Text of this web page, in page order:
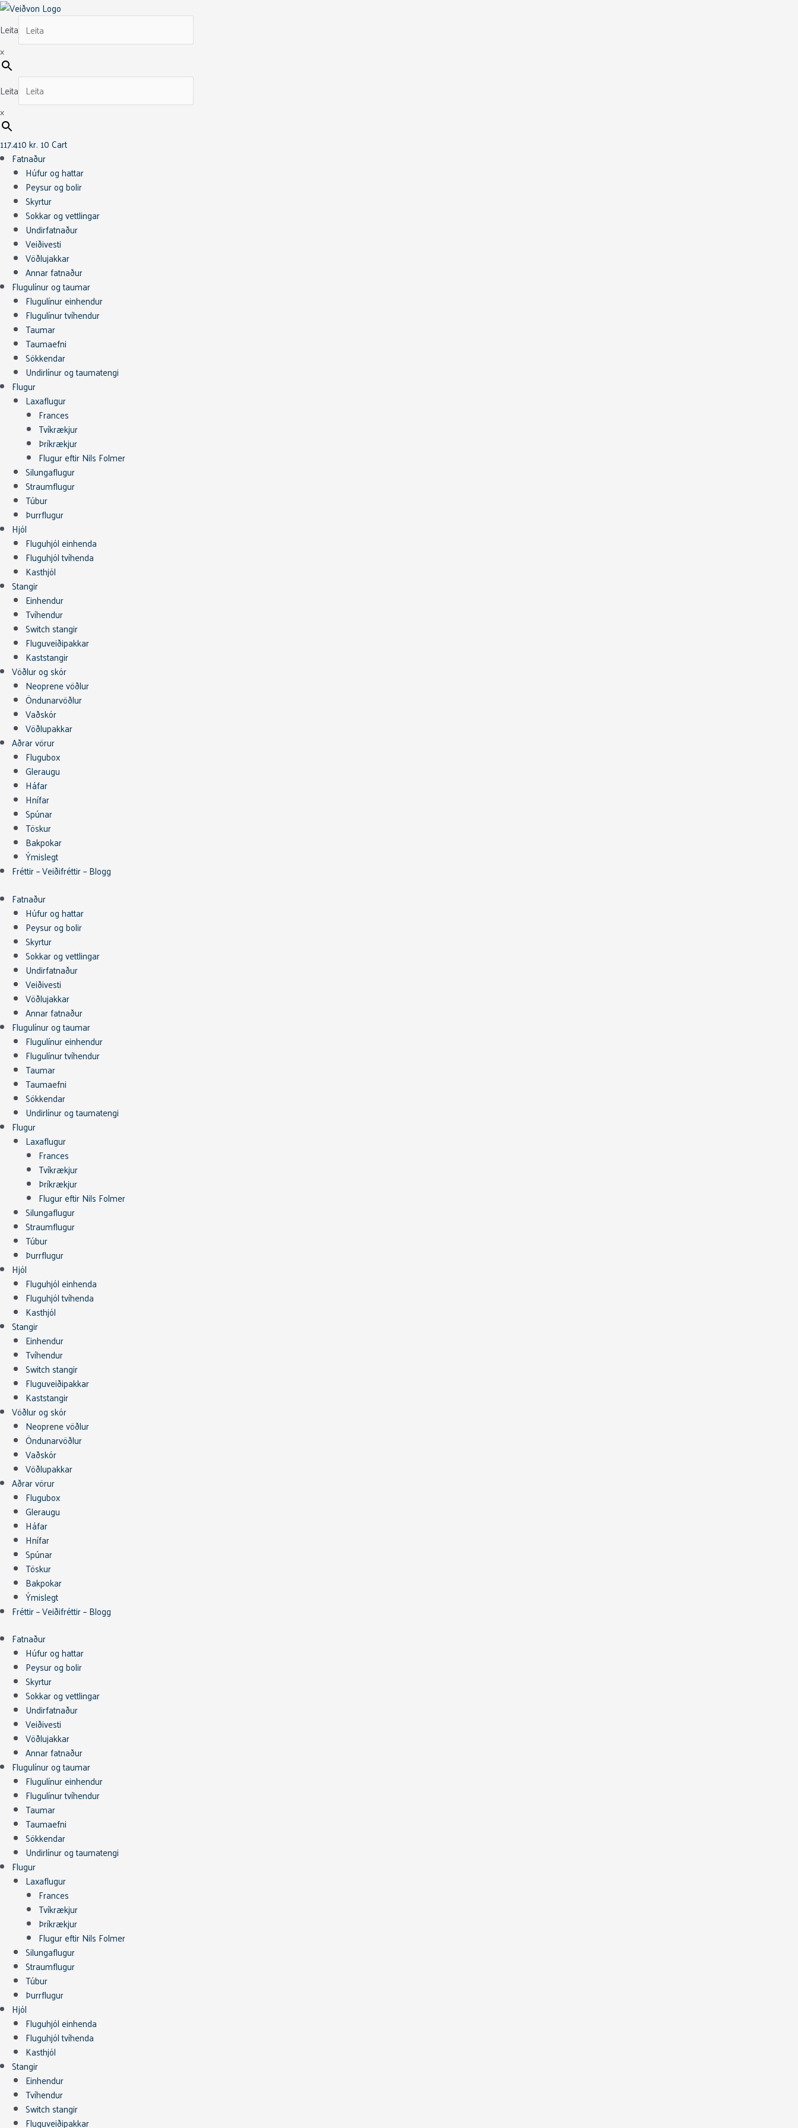
Skip
content
Leita
×
Leita
×
117.410kr. 10Cart
Fatnaður
Húfur og hattar
Peysur og bolir
Skyrtur
Sokkar og vettlingar
Undirfatnaður
Veiðivesti
Vöðlujakkar
Annar fatnaður
Flugulínur og taumar
Flugulínur einhendur
Flugulínur tvíhendur
Taumar
Taumaefni
Sökkendar
Undirlínur og taumatengi
Flugur
Laxaflugur
Frances
Tvíkrækjur
Þríkrækjur
Flugur eftir Nils Folmer
Silungaflugur
Straumflugur
Túbur
Þurrflugur
Hjól
Fluguhjól einhenda
Fluguhjól tvíhenda
Kasthjól
Stangir
Einhendur
Tvíhendur
Switch stangir
Fluguveiðipakkar
Kaststangir
Vöðlur og skór
Neoprene vöðlur
Öndunarvöðlur
Vaðskór
Vöðlupakkar
Aðrar vörur
Flugubox
Gleraugu
Háfar
Hnífar
Spúnar
Töskur
Bakpokar
Ýmislegt
Fréttir – Veiðifréttir – Blogg
Fatnaður
Húfur og hattar
Peysur og bolir
Skyrtur
Sokkar og vettlingar
Undirfatnaður
Veiðivesti
Vöðlujakkar
Annar fatnaður
Flugulínur og taumar
Flugulínur einhendur
Flugulínur tvíhendur
Taumar
Taumaefni
Sökkendar
Undirlínur og taumatengi
Flugur
Laxaflugur
Frances
Tvíkrækjur
Þríkrækjur
Flugur eftir Nils Folmer
Silungaflugur
Straumflugur
Túbur
Þurrflugur
Hjól
Fluguhjól einhenda
Fluguhjól tvíhenda
Kasthjól
Stangir
Einhendur
Tvíhendur
Switch stangir
Fluguveiðipakkar
Kaststangir
Vöðlur og skór
Neoprene vöðlur
Öndunarvöðlur
Vaðskór
Vöðlupakkar
Aðrar vörur
Flugubox
Gleraugu
Háfar
Hnífar
Spúnar
Töskur
Bakpokar
Ýmislegt
Fréttir – Veiðifréttir – Blogg
Fatnaður
Húfur og hattar
Peysur og bolir
Skyrtur
Sokkar og vettlingar
Undirfatnaður
Veiðivesti
Vöðlujakkar
Annar fatnaður
Flugulínur og taumar
Flugulínur einhendur
Flugulínur tvíhendur
Taumar
Taumaefni
Sökkendar
Undirlínur og taumatengi
Flugur
Laxaflugur
Frances
Tvíkrækjur
Þríkrækjur
Flugur eftir Nils Folmer
Silungaflugur
Straumflugur
Túbur
Þurrflugur
Hjól
Fluguhjól einhenda
Fluguhjól tvíhenda
Kasthjól
Stangir
Einhendur
Tvíhendur
Switch stangir
Fluguveiðipakkar